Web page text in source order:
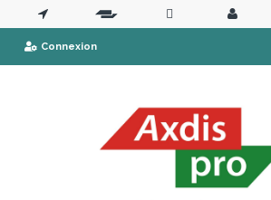
Connexion